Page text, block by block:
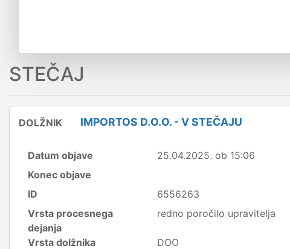
STEČAJ
DOLŽNIK IMPORTOS D.O.O. - V STEČAJU
Datum objave
25.04.2025. ob 15:06
Konec objave
ID
6556263
Vrsta procesnega
dejanja
redno poročilo upravitelja
Vrsta dolžnika
DOO